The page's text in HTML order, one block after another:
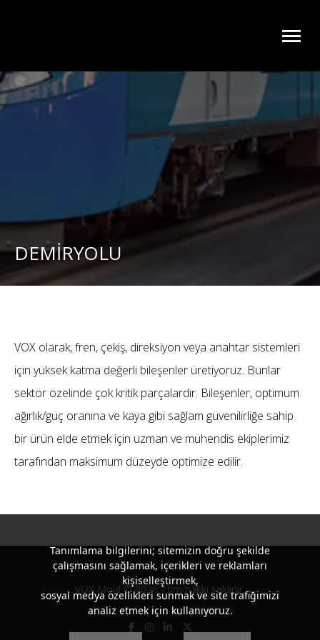
DEMİRYOLU
VOX olarak, fren, çekiş, direksiyon veya anahtar sistemleri
için yüksek katma değerli bileşenler üretiyoruz. Bunlar
sektör özelinde çok kritik parçalardır. Bileşenler, optimum
ağırlık/güç oranına ve kaya gibi sağlam güvenilirliğe sahip
bir ürün elde etmek için uzman ve mühendis ekiplerimiz
tarafından maksimum düzeyde optimize edilir.
VOX Mold © 2026 Tüm hakkı saklıdır.
Tanımlama bilgilerini; sitemizin doğru şekilde
çalışmasını sağlamak, içerikleri ve reklamları
kişiselleştirmek,
sosyal medya özellikleri sunmak ve site trafiğimizi
analiz etmek için kullanıyoruz.